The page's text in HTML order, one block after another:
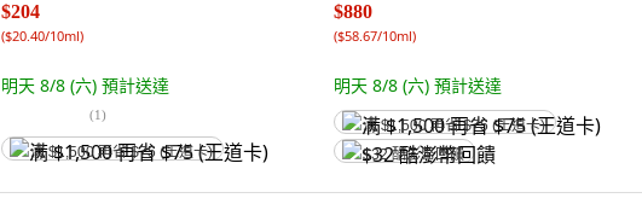
$204
($20.40/10ml)
明天 8/8 (六) 預計送達
(1)
满 $1,500 再省 $75 (王道卡)
$880
($58.67/10ml)
明天 8/8 (六) 預計送達
满 $1,500 再省 $75 (王道卡)
$32 酷澎幣回饋